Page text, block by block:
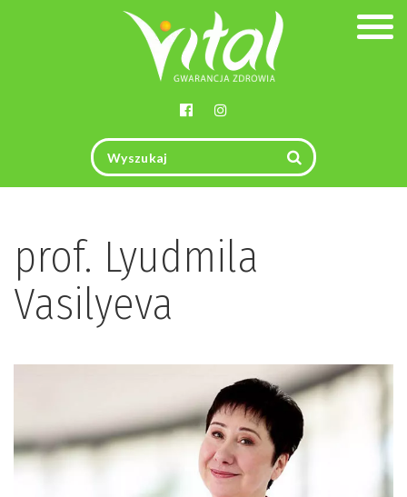
prof. Lyudmila
Vasilyeva